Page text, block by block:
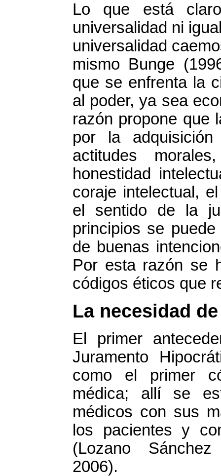
Lo que está
universalidad ni
universalidad
mismo Bunge
que se enfrenta la
al poder, ya sea
razón propone que
por la
actitudes
honestidad
coraje intelectual,
el sentido de la
principios se
de buenas
Por esta razón se
códigos éticos que
La necesidad
El primer
Juramento
como el primer
médica; allí se
médicos con sus
los pacientes y
(Lozano
2006).